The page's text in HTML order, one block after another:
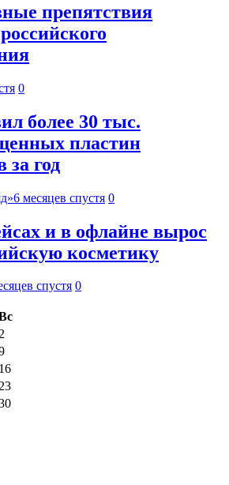
препятствия
0
более 30 тыс.
пластин
за год
6 месяцев спустя 0
и в офлайне вырос
косметику
спустя 0
16